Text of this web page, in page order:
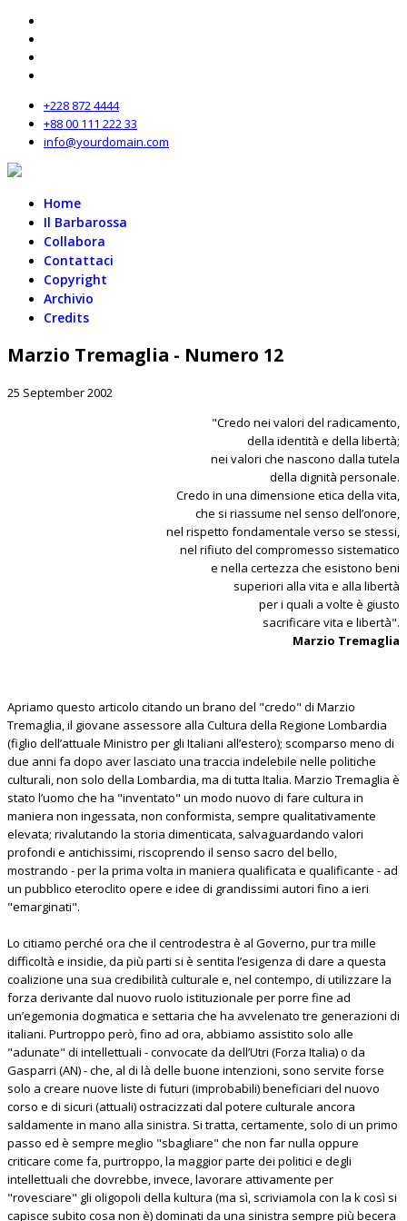
+228 872 4444
+88 00 111 222 33
info@yourdomain.com
Home
Il Barbarossa
Collabora
Contattaci
Copyright
Archivio
Credits
Marzio Tremaglia - Numero 12
25 September 2002
"Credo nei valori del radicamento,
della identità e della libertà;
nei valori che nascono dalla tutela
della dignità personale.
Credo in una dimensione etica della vita,
che si riassume nel senso dell’onore,
nel rispetto fondamentale verso se stessi,
nel rifiuto del compromesso sistematico
e nella certezza che esistono beni
superiori alla vita e alla libertà
per i quali a volte è giusto
sacrificare vita e libertà".
Marzio Tremaglia
Apriamo questo articolo citando un brano del "credo" di Marzio
Tremaglia, il giovane assessore alla Cultura della Regione Lombardia
(figlio dell’attuale Ministro per gli Italiani all’estero); scomparso meno di
due anni fa dopo aver lasciato una traccia indelebile nelle politiche
culturali, non solo della Lombardia, ma di tutta Italia. Marzio Tremaglia è
stato l’uomo che ha "inventato" un modo nuovo di fare cultura in
maniera non ingessata, non conformista, sempre qualitativamente
elevata; rivalutando la storia dimenticata, salvaguardando valori
profondi e antichissimi, riscoprendo il senso sacro del bello,
mostrando - per la prima volta in maniera qualificata e qualificante - ad
un pubblico eteroclito opere e idee di grandissimi autori fino a ieri
"emarginati".
Lo citiamo perché ora che il centrodestra è al Governo, pur tra mille
difficoltà e insidie, da più parti si è sentita l’esigenza di dare a questa
coalizione una sua credibilità culturale e, nel contempo, di utilizzare la
forza derivante dal nuovo ruolo istituzionale per porre fine ad
un’egemonia dogmatica e settaria che ha avvelenato tre generazioni di
italiani. Purtroppo però, fino ad ora, abbiamo assistito solo alle
"adunate" di intellettuali - convocate da dell’Utri (Forza Italia) o da
Gasparri (AN) - che, al di là delle buone intenzioni, sono servite forse
solo a creare nuove liste di futuri (improbabili) beneficiari del nuovo
corso e di sicuri (attuali) ostracizzati dal potere culturale ancora
saldamente in mano alla sinistra. Si tratta, certamente, solo di un primo
passo ed è sempre meglio "sbagliare" che non far nulla oppure
criticare come fa, purtroppo, la maggior parte dei politici e degli
intellettuali che dovrebbe, invece, lavorare attivamente per
"rovesciare" gli oligopoli della kultura (ma sì, scriviamola con la k così si
capisce subito cosa non è) dominati da una sinistra sempre più becera